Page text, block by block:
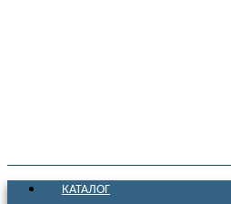
КАТАЛОГ